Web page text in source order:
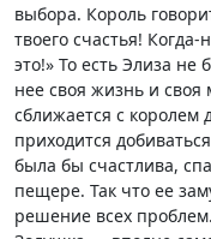
выбора. Король
твоего счастья!
это!» То есть Элиза не
нее своя жизнь и своя
сближается с
приходится
была бы счастлива,
пещере. Так что ее
решение всех